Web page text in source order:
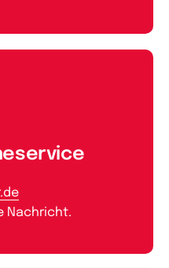
Nachricht.